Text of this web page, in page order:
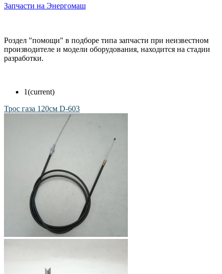
Запчасти на Энергомаш
Роздел "помощи" в подборе типа запчасти при неизвестном
производителе и модели оборудования, находится на стадии
разработки.
1(current)
Трос газа 120см D-603